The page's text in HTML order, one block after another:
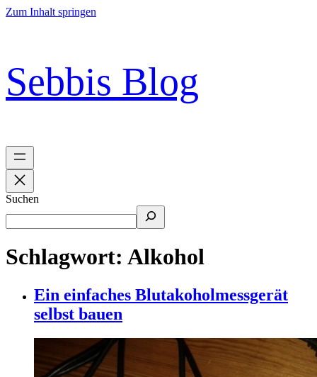
Zum Inhalt springen
Sebbis Blog
Suchen
Schlagwort: Alkohol
Ein einfaches Blutakoholmessgerät
selbst bauen